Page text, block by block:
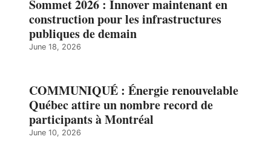
Sommet 2026 : Innover maintenant en
construction pour les infrastructures
publiques de demain
June 18, 2026
COMMUNIQUÉ : Énergie renouvelable
Québec attire un nombre record de
participants à Montréal
June 10, 2026